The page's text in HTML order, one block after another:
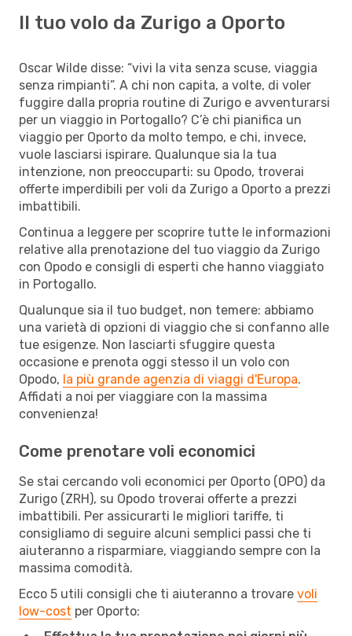
Il tuo volo da Zurigo a Oporto
Oscar Wilde disse: “vivi la vita senza scuse, viaggia
senza rimpianti”. A chi non capita, a volte, di voler
fuggire dalla propria routine di Zurigo e avventurarsi
per un viaggio in Portogallo? C’è chi pianifica un
viaggio per Oporto da molto tempo, e chi, invece,
vuole lasciarsi ispirare. Qualunque sia la tua
intenzione, non preoccuparti: su Opodo, troverai
offerte imperdibili per voli da Zurigo a Oporto a prezzi
imbattibili.
Continua a leggere per scoprire tutte le informazioni
relative alla prenotazione del tuo viaggio da Zurigo
con Opodo e consigli di esperti che hanno viaggiato
in Portogallo.
Qualunque sia il tuo budget, non temere: abbiamo
una varietà di opzioni di viaggio che si confanno alle
tue esigenze. Non lasciarti sfuggire questa
occasione e prenota oggi stesso il un volo con
Opodo, la più grande agenzia di viaggi d'Europa.
Affidati a noi per viaggiare con la massima
convenienza!
Come prenotare voli economici
Se stai cercando voli economici per Oporto (OPO) da
Zurigo (ZRH), su Opodo troverai offerte a prezzi
imbattibili. Per assicurarti le migliori tariffe, ti
consigliamo di seguire alcuni semplici passi che ti
aiuteranno a risparmiare, viaggiando sempre con la
massima comodità.
Ecco 5 utili consigli che ti aiuteranno a trovare voli
low-cost per Oporto: